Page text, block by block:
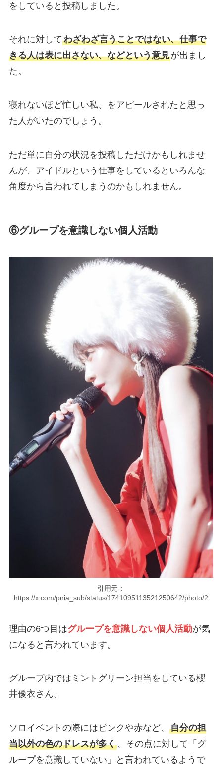
をしていると投稿しました。
それに対してわざわざ言うことではない、仕事で
きる人は表に出さない、などという意見が出まし
た。
寝れないほど忙しい私、をアピールされたと思っ
た人がいたのでしょう。
ただ単に自分の状況を投稿しただけかもしれませ
んが、アイドルという仕事をしているといろんな
角度から言われてしまうのかもしれません。
⑥グループを意識しない個人活動
引用元：
https://x.com/pnia_sub/status/1741095113521250642/photo/2
理由の6つ目はグループを意識しない個人活動が気
になると言われています。
グループ内ではミントグリーン担当をしている櫻
井優衣さん。
ソロイベントの際にはピンクや赤など、 自分の担
当以外の色のドレスが多く、その点に対して「グ
ループを意識していない」と言われているようで